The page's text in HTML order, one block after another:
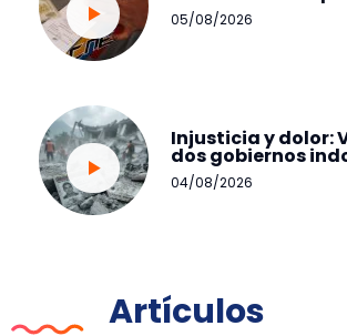
05/08/2026
Injusticia y dolor:
dos gobiernos
04/08/2026
Artículos